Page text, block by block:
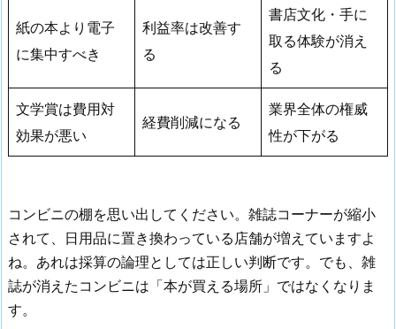
紙の本より電子
に集中すべき
利益率は改善す
る
書店文化・手に
取る体験が消え
る
文学賞は費用対
効果が悪い
経費削減になる
業界全体の権威
性が下がる
コンビニの棚を思い出してください。雑誌コーナーが縮小
されて、日用品に置き換わっている店舗が増えていますよ
ね。あれは採算の論理としては正しい判断です。でも、雑
誌が消えたコンビニは「本が買える場所」ではなくなりま
す。